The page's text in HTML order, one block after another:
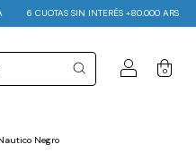
ARS ENVÍO GRATIS +150.000 ARS
0
Negro